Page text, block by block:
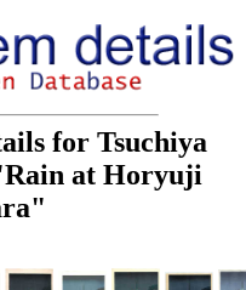
for Tsuchiya
at Horyuji